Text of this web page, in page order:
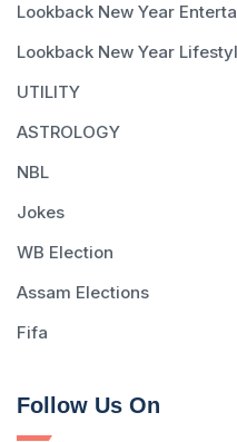
Lookback New Year
Lookback New Year
UTILITY
ASTROLOGY
NBL
Jokes
WB Election
Assam Elections
Fifa
Follow Us On